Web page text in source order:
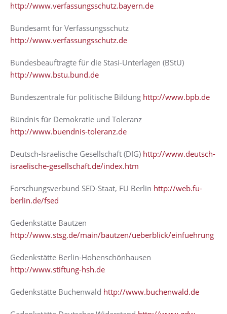
http://www.verfassungsschutz.bayern.de
Bundesamt für Verfassungsschutz
http://www.verfassungsschutz.de
Bundesbeauftragte für die Stasi-Unterlagen (BStU)
http://www.bstu.bund.de
Bundeszentrale für politische Bildung http://www.bpb.de
Bündnis für Demokratie und Toleranz
http://www.buendnis-toleranz.de
Deutsch-Israelische Gesellschaft (DIG) http://www.deutsch-
israelische-gesellschaft.de/index.htm
Forschungsverbund SED-Staat, FU Berlin http://web.fu-
berlin.de/fsed
Gedenkstätte Bautzen
http://www.stsg.de/main/bautzen/ueberblick/einfuehrung
Gedenkstätte Berlin-Hohenschönhausen
http://www.stiftung-hsh.de
Gedenkstätte Buchenwald http://www.buchenwald.de